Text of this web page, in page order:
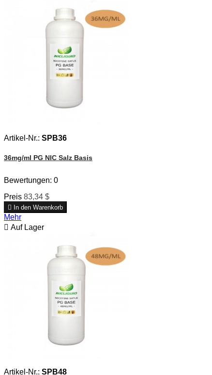
Artikel-Nr.: SPB36
36mg/ml PG NIC Salz Basis
Bewertungen: 0
Preis 83,34 $
 In den Warenkorb
Mehr
 Auf Lager
Artikel-Nr.: SPB48